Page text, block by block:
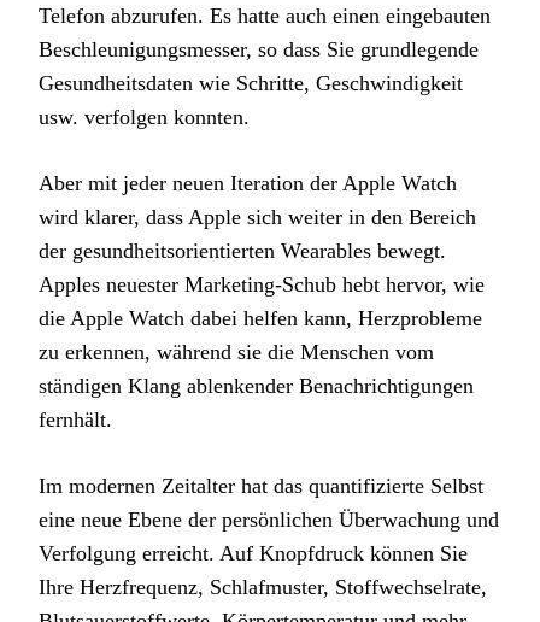
Telefon abzurufen. Es hatte auch einen eingebauten
Beschleunigungsmesser, so dass Sie grundlegende
Gesundheitsdaten wie Schritte, Geschwindigkeit
usw. verfolgen konnten.
Aber mit jeder neuen Iteration der Apple Watch
wird klarer, dass Apple sich weiter in den Bereich
der gesundheitsorientierten Wearables bewegt.
Apples neuester Marketing-Schub hebt hervor, wie
die Apple Watch dabei helfen kann, Herzprobleme
zu erkennen, während sie die Menschen vom
ständigen Klang ablenkender Benachrichtigungen
fernhält.
Im modernen Zeitalter hat das quantifizierte Selbst
eine neue Ebene der persönlichen Überwachung und
Verfolgung erreicht. Auf Knopfdruck können Sie
Ihre Herzfrequenz, Schlafmuster, Stoffwechselrate,